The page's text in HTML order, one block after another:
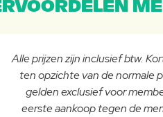
Alle prijzen zijn inclusief btw.
ten opzichte van de normale
gelden exclusief voor
eerste aankoop tegen de